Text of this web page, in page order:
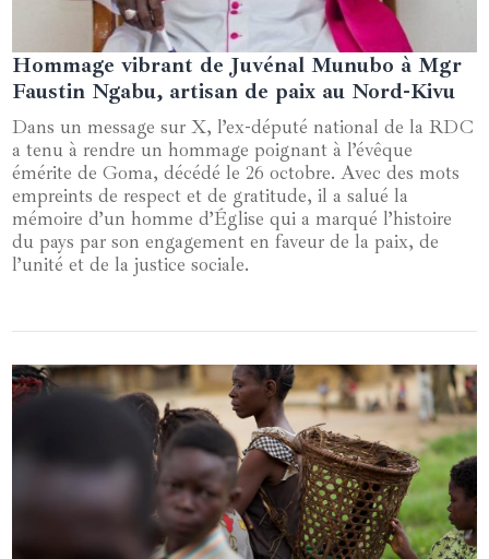
02 novembre 2025
Hommage vibrant de Juvénal Munubo à Mgr
Faustin Ngabu, artisan de paix au Nord-Kivu
Dans un message sur X, l’ex-député national de la RDC
a tenu à rendre un hommage poignant à l’évêque
émérite de Goma, décédé le 26 octobre. Avec des mots
empreints de respect et de gratitude, il a salué la
mémoire d’un homme d’Église qui a marqué l’histoire
du pays par son engagement en faveur de la paix, de
l’unité et de la justice sociale.